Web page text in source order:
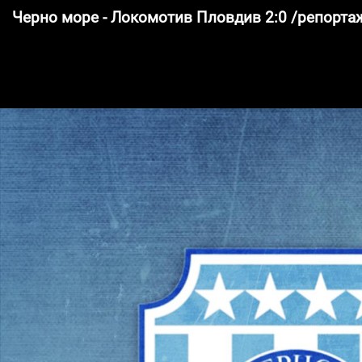
Черно море - Локомотив Пловдив 2:0 /